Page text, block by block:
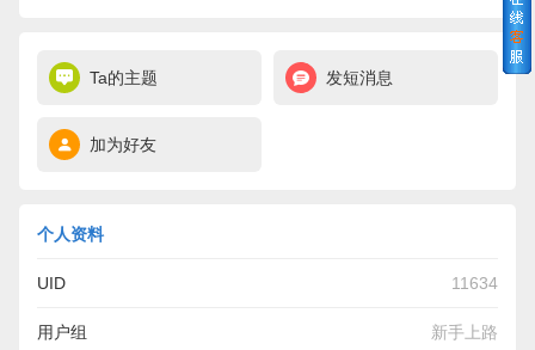
Ta的主题 发短消息
加为好友
个人资料
UID 11634
用户组 新手上路